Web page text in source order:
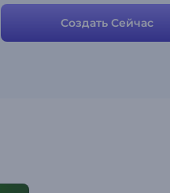
для презентаций песен,
альбомов, промо-акций
других музыкальных проектов.
Создать Сейчас